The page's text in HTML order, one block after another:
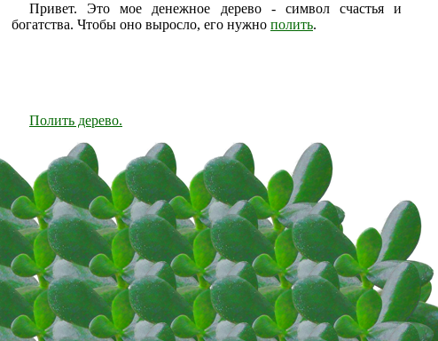
Привет. Это мое денежное дерево - символ счастья и
богатства. Чтобы оно выросло, его нужно полить.
Полить дерево.